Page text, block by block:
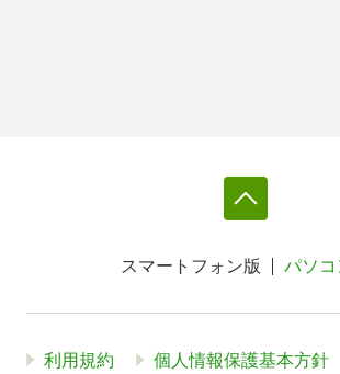
スマートフォン版 パソコ
利用規約 個人情報保護基本方針